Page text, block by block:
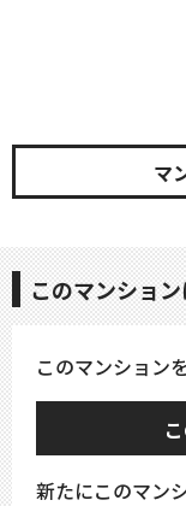
マ
このマンショ
このマンション
新たにこのマン